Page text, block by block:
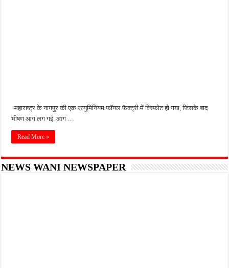
महाराष्ट्र के नागपुर की एक एल्युमिनियम फॉयल फैक्ट्री में विस्फोट हो गया, जिसके बाद
भीषण आग लग गई. आग …
Read More »
NEWS WANI NEWSPAPER